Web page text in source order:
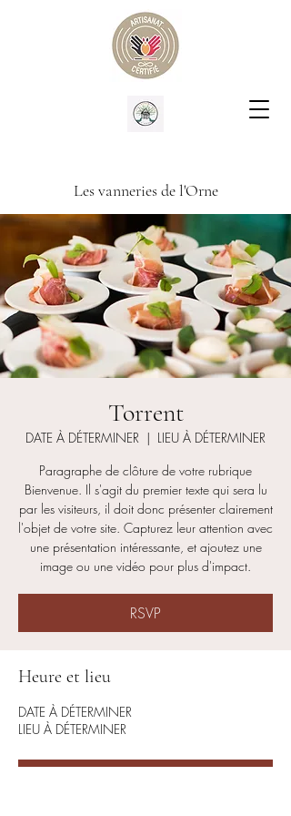
Les vanneries de l'Orne
Torrent
DATE À DÉTERMINER
  |
LIEU À DÉTERMINER
Paragraphe de clôture de votre rubrique
Bienvenue. Il s'agit du premier texte qui sera lu
par les visiteurs, il doit donc présenter clairement
l'objet de votre site. Capturez leur attention avec
une présentation intéressante, et ajoutez une
image ou une vidéo pour plus d'impact.
RSVP
Heure et lieu
DATE À DÉTERMINER
LIEU À DÉTERMINER